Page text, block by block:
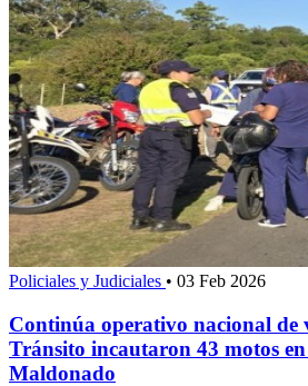
Policiales y Judiciales • 03 Feb 2026
Continúa operativo nacional de
Tránsito incautaron 43 motos
Maldonado